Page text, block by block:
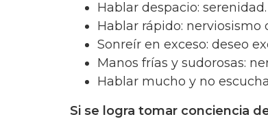
Hablar despacio: serenidad.
Hablar rápido: nerviosismo
Sonreír en exceso: deseo
Manos frías y sudorosas:
Hablar mucho y no
Si se logra tomar conciencia